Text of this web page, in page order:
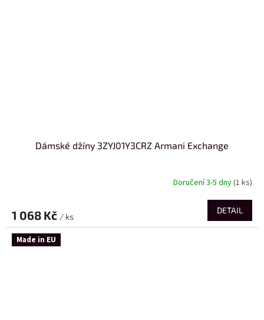
Dámské džíny 3ZYJ01Y3CRZ Armani Exchange
Doručení 3-5 dny(1 ks)
1 068 Kč / ks
DETAIL
Made in EU